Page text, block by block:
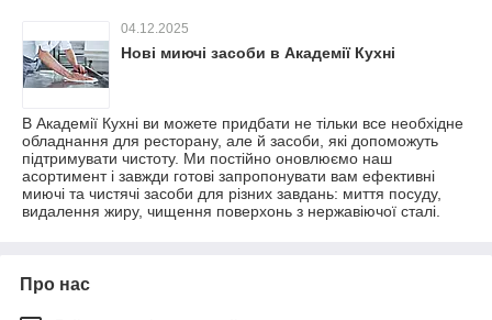
04.12.2025
Нові миючі засоби в Академії Кухні
В Академії Кухні ви можете придбати не тільки все необхідне
обладнання для ресторану, але й засоби, які допоможуть
підтримувати чистоту. Ми постійно оновлюємо наш
асортимент і завжди готові запропонувати вам ефективні
миючі та чистячі засоби для різних завдань: миття посуду,
видалення жиру, чищення поверхонь з нержавіючої сталі.
Про нас